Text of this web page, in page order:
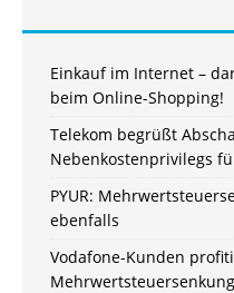
Einkauf im Internet –
beim Online-Shopping!
Telekom begrüßt
Nebenkostenprivilegs
PYUR:
ebenfalls
Vodafone-Kunden
Mehrwertsteuersenkung